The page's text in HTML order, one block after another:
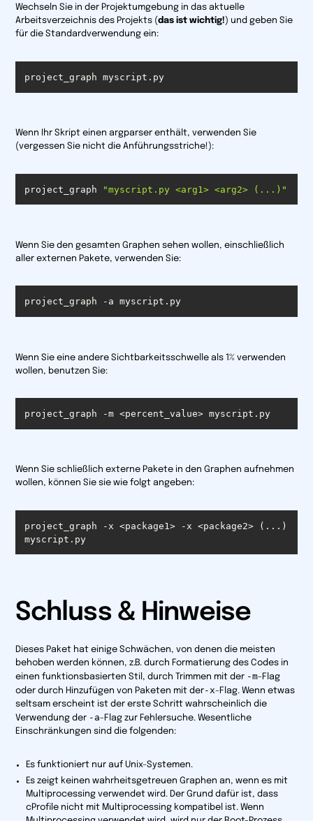
Wechseln Sie in der Projektumgebung in das aktuelle
Arbeitsverzeichnis des Projekts (das ist wichtig! ) und geben Sie
für die Standardverwendung ein:
project_graph myscript.py
Wenn Ihr Skript einenargparser enthält, verwenden Sie
(vergessen Sie nicht die Anführungsstriche!):
project_graph "myscript.py <arg1> <arg2> (...)"
Wenn Sie den gesamten Graphen sehen wollen, einschließlich
aller externen Pakete, verwenden Sie:
project_graph -a myscript.py
Wenn Sie eine andere Sichtbarkeitsschwelle als 1% verwenden
wollen, benutzen Sie:
project_graph -m <percent_value> myscript.py
Wenn Sie schließlich externe Pakete in den Graphen aufnehmen
wollen, können Sie sie wie folgt angeben:
project_graph -x <package1> -x <package2> (...)
myscript.py
Schluss & Hinweise
Dieses Paket hat einige Schwächen, von denen die meisten
behoben werden können, z.B. durch Formatierung des Codes in
einen funktionsbasierten Stil, durch Trimmen mit der -m-Flag
oder durch Hinzufügen von Paketen mit der-x-Flag. Wenn etwas
seltsam erscheint ist der erste Schritt wahrscheinlich die
Verwendung der -a-Flag zur Fehlersuche. Wesentliche
Einschränkungen sind die folgenden:
Es funktioniert nur auf Unix-Systemen.
Es zeigt keinen wahrheitsgetreuen Graphen an, wenn es mit
Multiprocessing verwendet wird. Der Grund dafür ist, dass
cProfile nicht mit Multiprocessing kompatibel ist. Wenn